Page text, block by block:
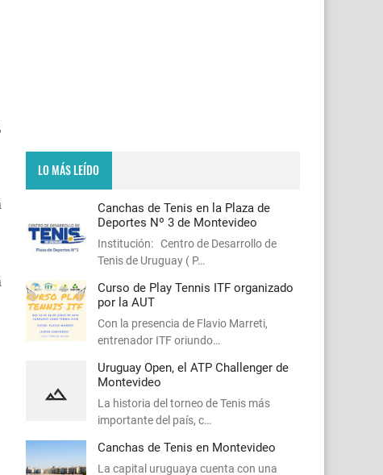
LO MÁS LEÍDO
Canchas de Tenis en la Plaza de
Deportes Nº 3 de Montevideo
Institución: Centro de Desarrollo de
Tenis de Uruguay ( P…
Curso de Play Tennis ITF organizado
por la AUT
Con la presencia de Flavio Marreti,
entrenador ITF oriundo…
Uruguay Open, el ATP Challenger de
Montevideo
La historia del torneo de Tenis más
importante del país, c…
Canchas de Tenis en Montevideo
La capital uruguaya cuenta con una